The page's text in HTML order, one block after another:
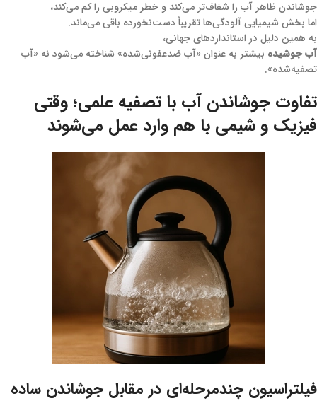
جوشاندن ظاهر آب را شفاف‌تر می‌کند و خطر میکروبی را کم می‌کند،
اما بخش شیمیایی آلودگی‌ها تقریباً دست‌نخورده باقی می‌ماند.
به همین دلیل در استانداردهای جهانی،
آب جوشیده بیشتر به عنوان «آب ضدعفونی‌شده» شناخته می‌شود نه «آب
تصفیه‌شده».
تفاوت جوشاندن آب با تصفیه علمی؛ وقتی
فیزیک و شیمی با هم وارد عمل می‌شوند
فیلتراسیون چندمرحله‌ای در مقابل جوشاندن ساده